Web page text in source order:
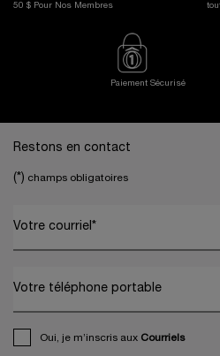
50 $ Pour Nos Membres
Paiement Sécurisé
Restons en contact
(*) champs obligatoires
Votre courriel *
Votre téléphone portable
Oui, je m’inscris aux Courriels